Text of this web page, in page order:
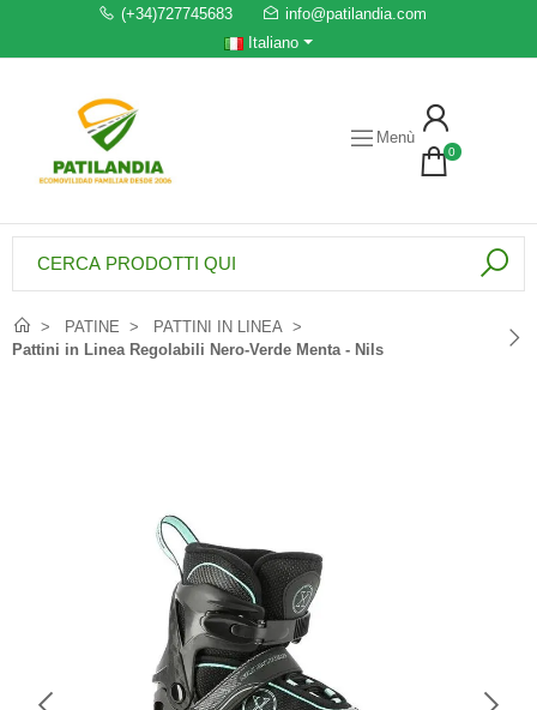
(+34)727745683
info@patilandia.com
Italiano
Menù
0
PATINE
PATTINI IN LINEA
Pattini in Linea Regolabili Nero-Verde Menta - Nils